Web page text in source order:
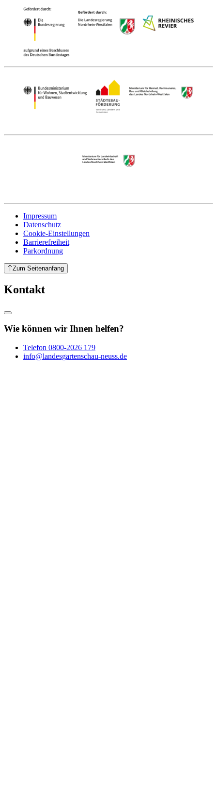
Impressum
Datenschutz
Cookie-Einstellungen
Barrierefreiheit
Parkordnung
Zum Seitenanfang
Kontakt
Wie können wir Ihnen helfen?
Telefon 0800-2026 179
info@landesgartenschau-neuss.de